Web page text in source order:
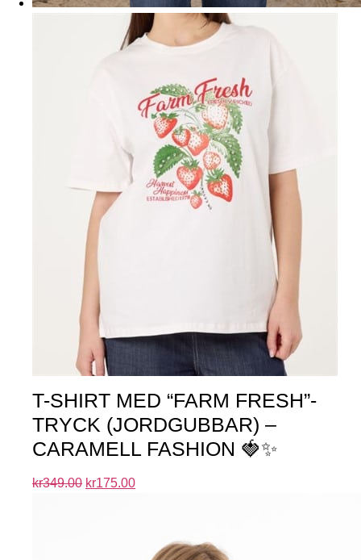
T-SHIRT MED “FARM FRESH”-
TRYCK (JORDGUBBAR) –
CARAMELL FASHION 🍓✨
kr349.00 kr175.00